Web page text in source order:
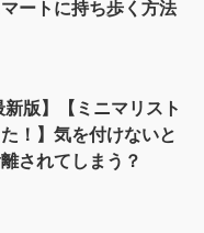
マートに持ち歩く方法
新版】【ミニマリスト
！】気を付けないと
されてしまう？